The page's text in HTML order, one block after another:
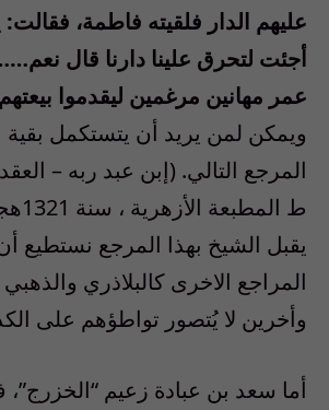
عليهم الدار فلقيته فاطمة،
أجئت لتحرق علينا دارنا قال
عمر مهانين مرغمين ليقدموا
ويمكن لمن يريد أن يتستكمل بقية
ط
يقبل الشيخ بهذا المرجع نستطيع
المراجع الاخرى كالبلاذري والذهبي
وأخرين لا يُتصور تواطؤهم على
أما سعد بن عبادة زعيم “الخزرج”،